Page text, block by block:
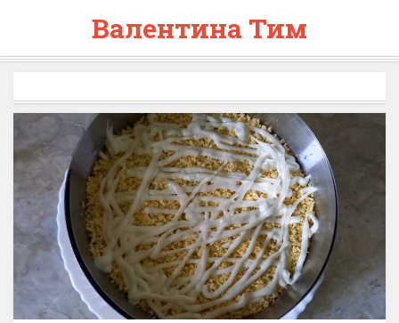
Валентина Тим